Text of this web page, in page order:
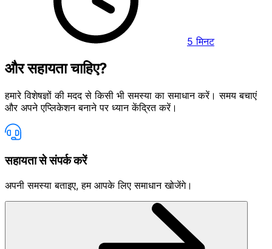
5 मिनट
और सहायता चाहिए?
हमारे विशेषज्ञों की मदद से किसी भी समस्या का समाधान करें। समय बचाएं
और अपने एप्लिकेशन बनाने पर ध्यान केंद्रित करें।
सहायता से संपर्क करें
अपनी समस्या बताइए, हम आपके लिए समाधान खोजेंगे।